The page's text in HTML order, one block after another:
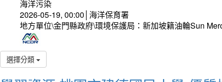
海洋污染
2026-05-19, 00:00│海洋保育署
地方單位\金門縣政府\環境保護局：新加坡籍油輪Sun
選擇分類